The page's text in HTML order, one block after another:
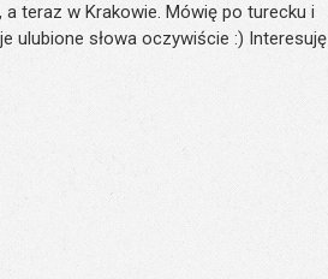
teraz w Krakowie. Mówię po turecku i
ulubione słowa oczywiście :) Interesuję